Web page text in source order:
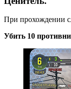
При прохождении
Убить 10